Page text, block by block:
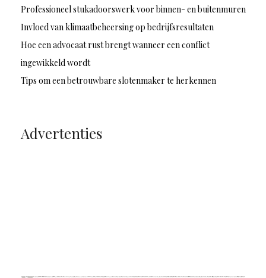
Professioneel stukadoorswerk voor binnen- en buitenmuren
Invloed van klimaatbeheersing op bedrijfsresultaten
Hoe een advocaat rust brengt wanneer een conflict
ingewikkeld wordt
Tips om een betrouwbare slotenmaker te herkennen
Advertenties